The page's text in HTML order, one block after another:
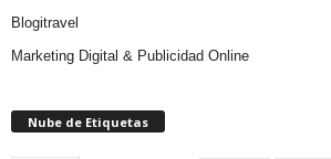
Blogitravel
Marketing Digital & Publicidad Online
Nube de Etiquetas